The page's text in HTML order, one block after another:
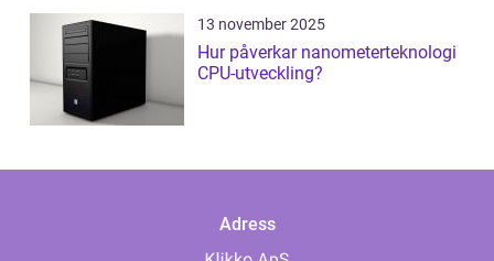
13 november 2025
Hur påverkar nanometerteknologi
CPU-utveckling?
Adress